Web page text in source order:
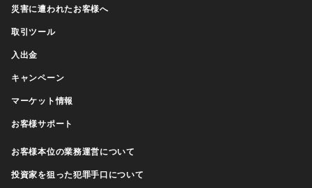
災害に遭われたお客様へ
取引ツール
入出金
キャンペーン
マーケット情報
お客様サポート
お客様本位の業務運営について
投資家を狙った犯罪手口について